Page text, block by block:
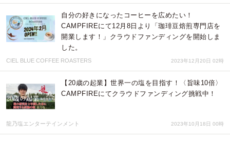
自分の好きになったコーヒーを広めたい！
CAMPFIREにて12月8日より「珈琲豆焙煎専門店を
開業します！」クラウドファンディングを開始しま
した。
CIEL BLUE COFFEE ROASTERS 2023年12月20日 02時
【20歳の起業】世界一の塩を目指す！〈旨味10倍〉
CAMPFIREにてクラウドファンディング挑戦中！
龍乃塩エンターテインメント 2023年10月18日 00時